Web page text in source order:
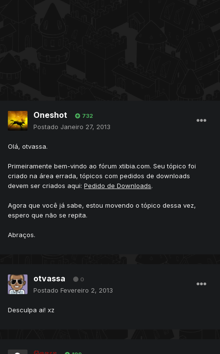
Oneshot 732
Postado Janeiro 27, 2013
Olá, otvassa.
Primeiramente bem-vindo ao fórum xtibia.com. Seu tópico foi
criado na área errada, tópicos com pedidos de downloads
devem ser criados aqui: Pedido de Downloads.
Agora que você já sabe, estou movendo o tópico dessa vez,
espero que não se repita.
Abraços.
otvassa 0
Postado Fevereiro 2, 2013
Desculpa ai! xz